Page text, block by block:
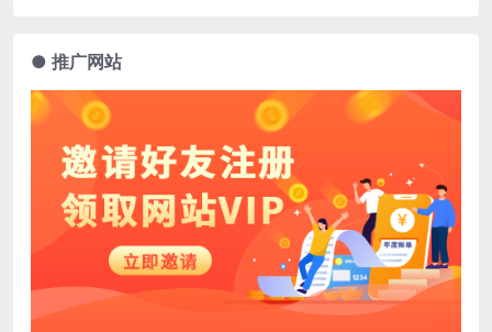
● 推广网站